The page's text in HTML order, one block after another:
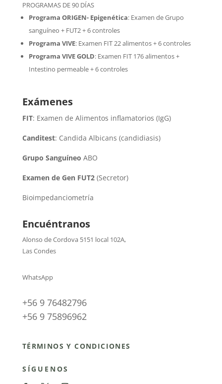
PROGRAMAS DE 90 DÍAS
Programa ORIGEN- Epigenética:Examen de Grupo
sanguíneo + FUT2 + 6 controles
Programa VIVE: Examen FIT 22 alimentos + 6 controles
Programa VIVE GOLD: Examen FIT 176 alimentos +
Intestino permeable + 6 controles
Exámenes
FIT: Examen de Alimentos inflamatorios (IgG)
Canditest: Candida Albicans (candidiasis)
Grupo Sanguíneo ABO
Examen de Gen FUT2(Secretor)
Bioimpedanciometría
Encuéntranos
Alonso de Cordova 5151 local 102A,
Las Condes
WhatsApp
+56 9 76482796
+56 9 75896962
TÉRMINOS Y CONDICIONES
SÍGUENOS